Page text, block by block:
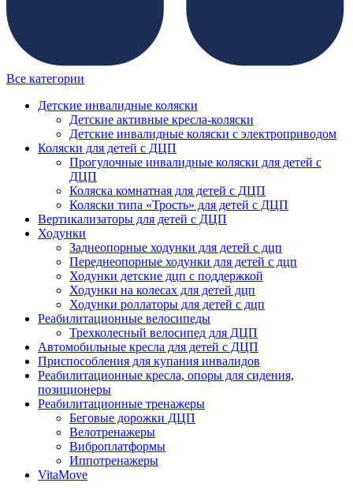
Все категории
Детские инвалидные коляски
Детские активные кресла-коляски
Детские инвалидные коляски с электроприводом
Коляски для детей с ДЦП
Прогулочные инвалидные коляски для детей с
ДЦП
Коляска комнатная для детей с ДЦП
Коляски типа «Трость» для детей с ДЦП
Вертикализаторы для детей с ДЦП
Ходунки
Заднеопорные ходунки для детей с дцп
Переднеопорные ходунки для детей с дцп
Ходунки детские дцп с поддержкой
Ходунки на колесах для детей дцп
Ходунки роллаторы для детей с дцп
Реабилитационные велосипеды
Трехколесный велосипед для ДЦП
Автомобильные кресла для детей с ДЦП
Приспособления для купания инвалидов
Реабилитационные кресла, опоры для сидения,
позиционеры
Реабилитационные тренажеры
Беговые дорожки ДЦП
Велотренажеры
Виброплатформы
Иппотренажеры
VitaMove